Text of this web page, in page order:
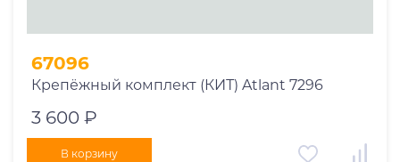
67096
Крепёжный комплект (КИТ) Atlant 7296
3 600 ₽
В корзину